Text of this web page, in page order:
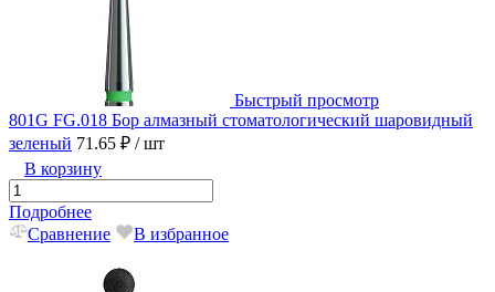
Быстрый просмотр
801G FG.018 Бор алмазный стоматологический шаровидный
зеленый 71.65 ₽ / шт
В корзину
Подробнее
Сравнение
В избранное